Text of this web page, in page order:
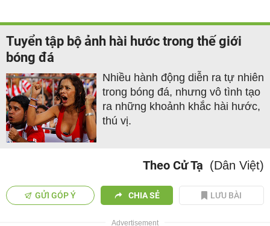
Tuyển tập bộ ảnh hài hước trong thế giới
bóng đá
Nhiều hành động diễn ra tự nhiên
trong bóng đá, nhưng vô tình tạo
ra những khoảnh khắc hài hước,
thú vị.
Theo Cử Tạ (Dân Việt)
GỬI GÓP Ý CHIA SẺ LƯU BÀI